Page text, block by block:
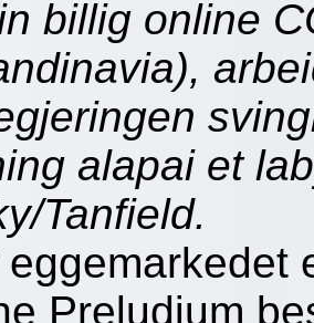
billig online
alapai et
Tanfield.
eggemarkedet
Preludium